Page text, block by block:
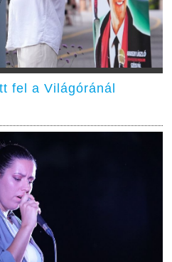
fel a Világóránál